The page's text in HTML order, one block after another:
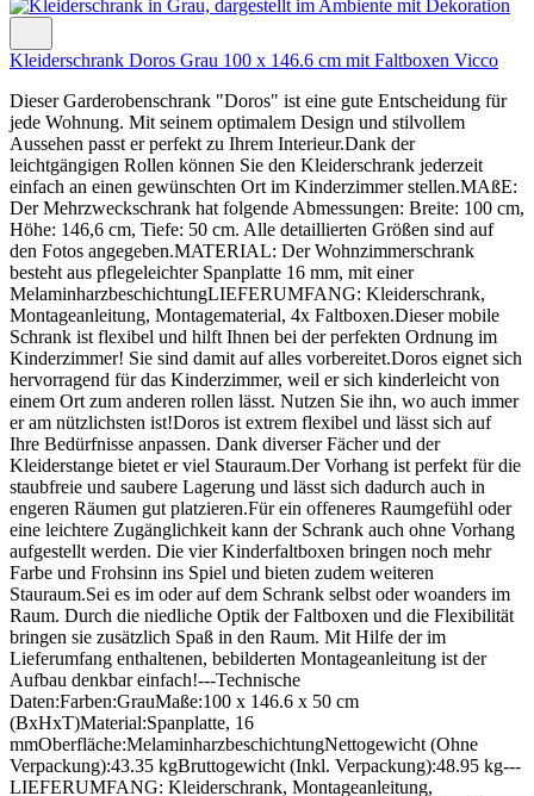
Kleiderschrank Doros Grau 100 x 146.6 cm mit Faltboxen Vicco
Dieser Garderobenschrank "Doros" ist eine gute Entscheidung für
jede Wohnung. Mit seinem optimalem Design und stilvollem
Aussehen passt er perfekt zu Ihrem Interieur.Dank der
leichtgängigen Rollen können Sie den Kleiderschrank jederzeit
einfach an einen gewünschten Ort im Kinderzimmer stellen.MAßE:
Der Mehrzweckschrank hat folgende Abmessungen: Breite: 100 cm,
Höhe: 146,6 cm, Tiefe: 50 cm. Alle detaillierten Größen sind auf
den Fotos angegeben.MATERIAL: Der Wohnzimmerschrank
besteht aus pflegeleichter Spanplatte 16 mm, mit einer
MelaminharzbeschichtungLIEFERUMFANG: Kleiderschrank,
Montageanleitung, Montagematerial, 4x Faltboxen.Dieser mobile
Schrank ist flexibel und hilft Ihnen bei der perfekten Ordnung im
Kinderzimmer! Sie sind damit auf alles vorbereitet.Doros eignet sich
hervorragend für das Kinderzimmer, weil er sich kinderleicht von
einem Ort zum anderen rollen lässt. Nutzen Sie ihn, wo auch immer
er am nützlichsten ist!Doros ist extrem flexibel und lässt sich auf
Ihre Bedürfnisse anpassen. Dank diverser Fächer und der
Kleiderstange bietet er viel Stauraum.Der Vorhang ist perfekt für die
staubfreie und saubere Lagerung und lässt sich dadurch auch in
engeren Räumen gut platzieren.Für ein offeneres Raumgefühl oder
eine leichtere Zugänglichkeit kann der Schrank auch ohne Vorhang
aufgestellt werden. Die vier Kinderfaltboxen bringen noch mehr
Farbe und Frohsinn ins Spiel und bieten zudem weiteren
Stauraum.Sei es im oder auf dem Schrank selbst oder woanders im
Raum. Durch die niedliche Optik der Faltboxen und die Flexibilität
bringen sie zusätzlich Spaß in den Raum. Mit Hilfe der im
Lieferumfang enthaltenen, bebilderten Montageanleitung ist der
Aufbau denkbar einfach!---Technische
Daten:Farben:GrauMaße:100 x 146.6 x 50 cm
(BxHxT)Material:Spanplatte, 16
mmOberfläche:MelaminharzbeschichtungNettogewicht (Ohne
Verpackung):43.35 kgBruttogewicht (Inkl. Verpackung):48.95 kg---
LIEFERUMFANG: Kleiderschrank, Montageanleitung,